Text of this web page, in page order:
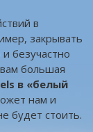
в
закрывать
безучастно
большая
в «белый
нам и
будет стоить.